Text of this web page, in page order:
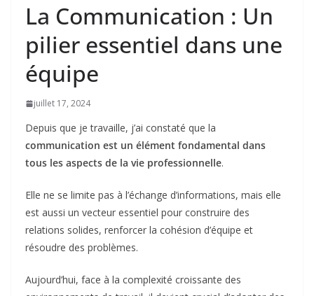
La Communication : Un
pilier essentiel dans une
équipe
juillet 17, 2024
Depuis que je travaille, j’ai constaté que la
communication est un élément fondamental dans
tous les aspects de la vie professionnelle.
Elle ne se limite pas à l’échange d’informations, mais elle
est aussi un vecteur essentiel pour construire des
relations solides, renforcer la cohésion d’équipe et
résoudre des problèmes.
Aujourd’hui, face à la complexité croissante des